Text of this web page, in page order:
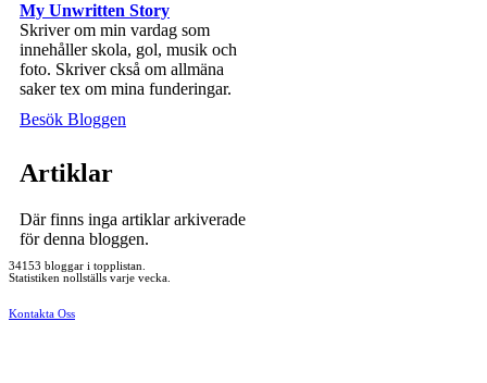
My Unwritten Story
Skriver om min vardag som
innehåller skola, gol, musik och
foto. Skriver ckså om allmäna
saker tex om mina funderingar.
Besök Bloggen
Artiklar
Där finns inga artiklar arkiverade
för denna bloggen.
34153 bloggar i topplistan.
Statistiken nollställs varje vecka.
Kontakta Oss